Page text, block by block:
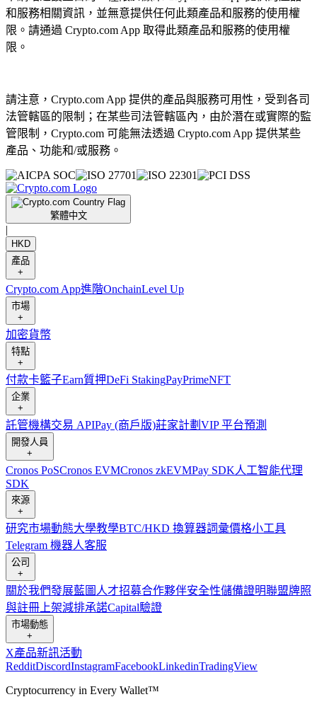
和服務相關資訊，並無意提供任何此類產品和服務的使用權
限。請通過 Crypto.com App 取得此類產品和服務的使用權
限。
請注意，Crypto.com App 提供的產品與服務可用性，受到各司
法管轄區的限制；在某些司法管轄區內，由於潛在或實際的監
管限制，Crypto.com 可能無法透過 Crypto.com App 提供某些
產品、功能和/或服務。
繁體中文
|
HKD
產品
+
Crypto.com App進階OnchainLevel Up
市場
+
加密貨幣
特點
+
付款卡籃子Earn質押DeFi StakingPayPrimeNFT
企業
+
託管機構交易 APIPay (商戶版)莊家計劃 VIP 平台預測
開發人員
+
Cronos PoSCronos EVMCronos zkEVMPay SDK人工智能代理
SDK
來源
+
研究市場動態大學教學BTC/HKD 換算器詞彙價格小工具
Telegram 機器人客服
公司
+
關於我們發展藍圖 人才招募合作夥伴安全性儲備證明聯盟牌照
與註冊 上架減排承諾Capital驗證
市場動態
+
X產品新訊活動
RedditDiscordInstagramFacebookLinkedinTradingView
Cryptocurrency in Every Wallet™